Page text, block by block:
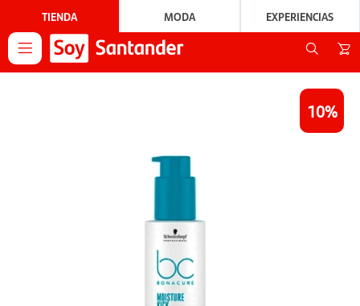
TIENDA MODA EXPERIENCIAS

10